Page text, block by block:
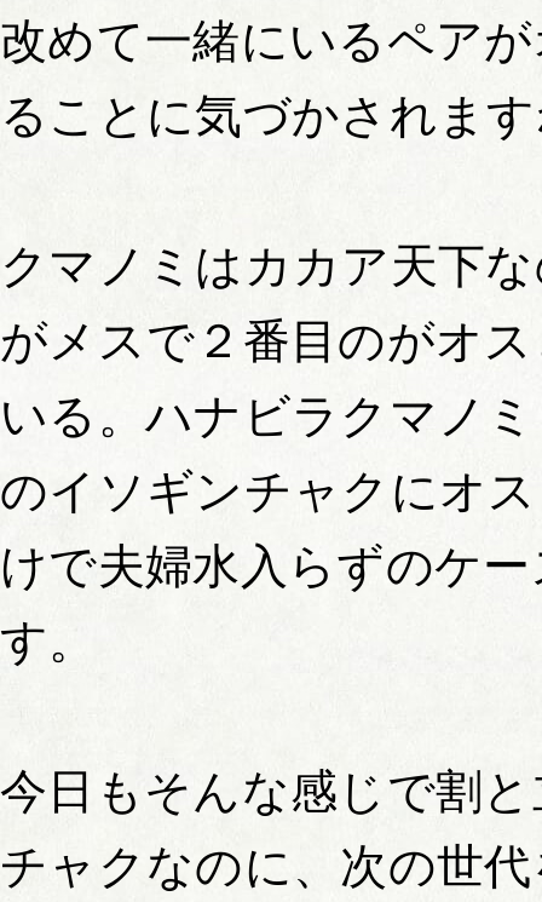
改めて一緒にいるペア
ることに気づかされま
クマノミはカカア天下
がメスで２番目のがオ
いる。ハナビラクマノ
のイソギンチャクにオ
けで夫婦水入らずのケ
す。
今日もそんな感じで割
チャクなのに、次の世